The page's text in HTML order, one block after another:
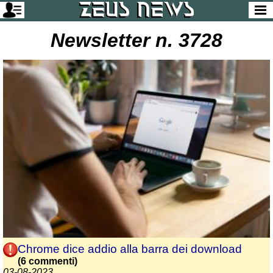
Newsletter n. 3728
Chrome dice addio alla barra dei download
(6 commenti)